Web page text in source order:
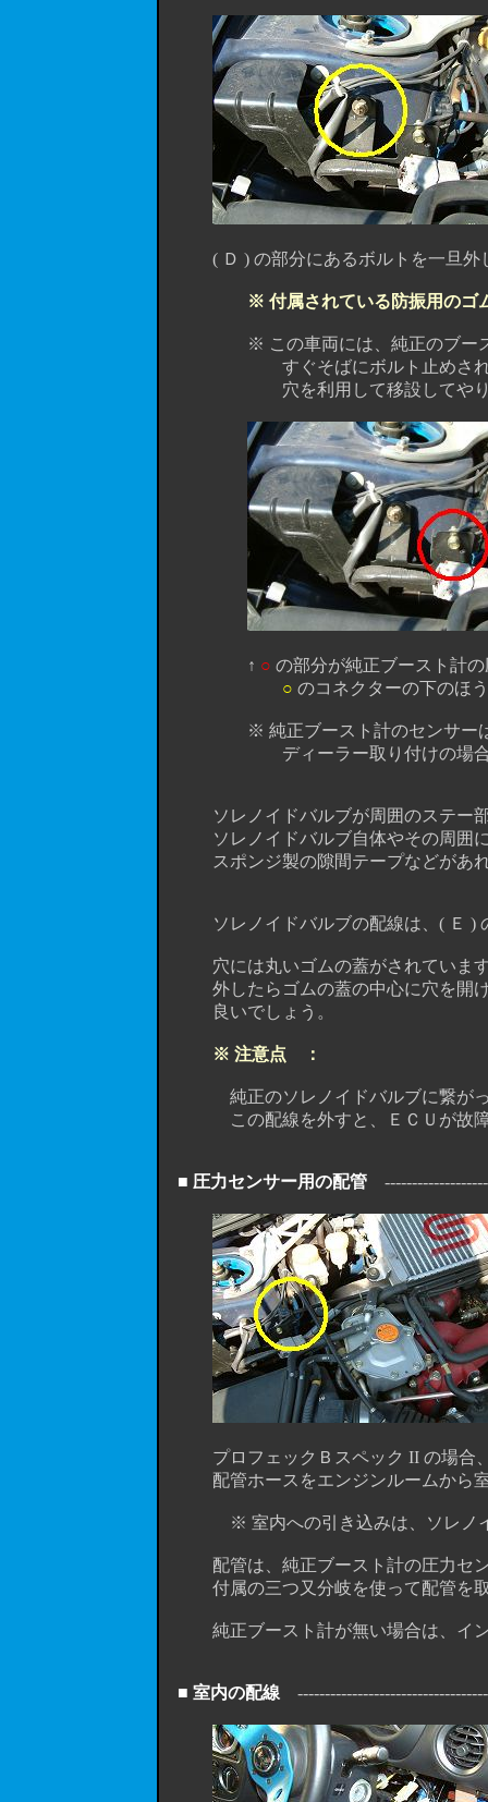
( Ｄ ) の部分にあるボルトを一旦外し
※ 付属されている防振用のゴ
※ この車両には、純正のブースト
すぐそばにボルト止めされていて
穴を利用して移設してやり
↑ ○ の部分が純正ブースト計
○ のコネクターの下のほ
※ 純正ブースト計のセンサーは、
ディーラー取り付けの場合、付け
ソレノイドバルブが周囲のステー部
ソレノイドバルブ自体やその周囲に
スポンジ製の隙間テープなどがあれ
ソレノイドバルブの配線は、( Ｅ ) の
穴には丸いゴムの蓋がされています
外したらゴムの蓋の中心に穴を開け
良いでしょう。
※ 注意点 ：
純正のソレノイドバルブに繋がって
この配線を外すと、ＥＣＵが故障と
■ 圧力センサー用の配管
プロフェックＢスペック II の場合、
配管ホースをエンジンルームから室
※ 室内への引き込みは、ソレノイド
配管は、純正ブースト計の圧力セン
付属の三つ又分岐を使って配管を取
純正ブースト計が無い場合は、イン
■ 室内の配線